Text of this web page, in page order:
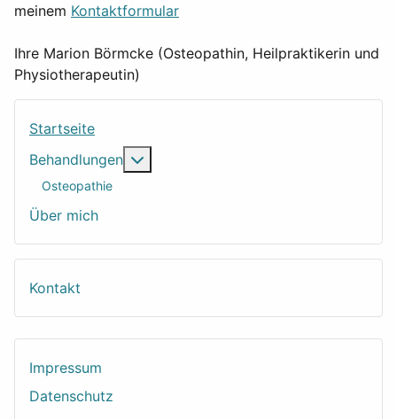
meinem Kontaktformular
Ihre Marion Börmcke (Osteopathin, Heilpraktikerin und
Physiotherapeutin)
Startseite
Behandlungen
Osteopathie
Über mich
Kontakt
Impressum
Datenschutz